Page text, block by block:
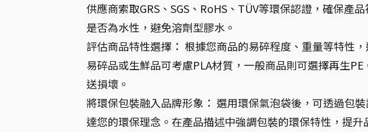
供應商索取GRS、SGS、RoHS、TÜV等環保認證，確保產
是否為水性，避免溶劑型膠水。
評估商品特性選擇： 根據您商品的易碎程度、重量等特性
易碎品或生鮮品可考慮PLA材質，一般商品則可選擇再生
送損壞。
將環保包裝融入品牌形象： 選用環保氣泡袋後，可透過包
達您的環保理念。在產品描述中強調包裝的環保特性，提